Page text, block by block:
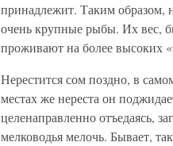
принадлежит. Таким образом,
очень крупные рыбы. Их вес,
проживают на более высоких
Нерестится сом поздно, в
местах же нереста он
целенаправленно отъедаясь,
мелководья мелочь. Бывает,